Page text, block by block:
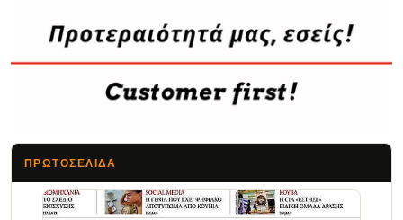
ΠΡΩΤΟΣΈΛΙΔΑ